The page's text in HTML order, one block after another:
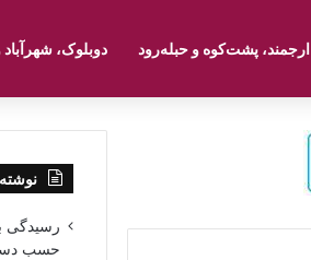
ارجمند، پشت‌کوه و حبله‌رود دوبلوک،
رسیدگی
حسب